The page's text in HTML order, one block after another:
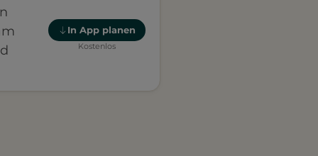
In App planen
Kostenlos